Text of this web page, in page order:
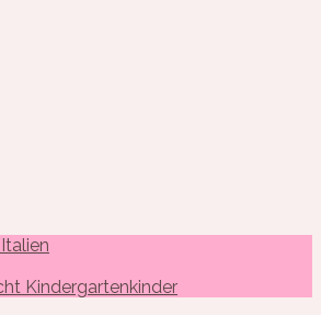
Kindergartenkinder